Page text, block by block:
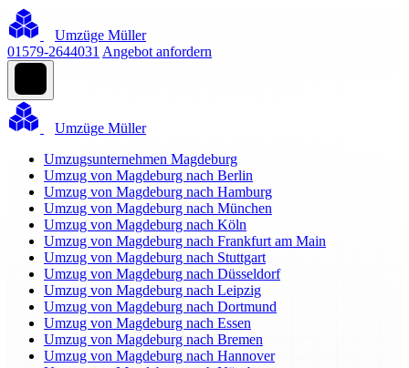
Umzüge Müller
01579-2644031 Angebot anfordern
Umzüge Müller
Umzugsunternehmen Magdeburg
Umzug von Magdeburg nach Berlin
Umzug von Magdeburg nach Hamburg
Umzug von Magdeburg nach München
Umzug von Magdeburg nach Köln
Umzug von Magdeburg nach Frankfurt am Main
Umzug von Magdeburg nach Stuttgart
Umzug von Magdeburg nach Düsseldorf
Umzug von Magdeburg nach Leipzig
Umzug von Magdeburg nach Dortmund
Umzug von Magdeburg nach Essen
Umzug von Magdeburg nach Bremen
Umzug von Magdeburg nach Hannover